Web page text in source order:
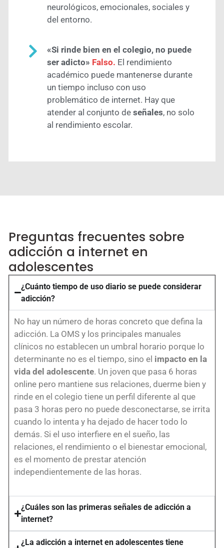
neurológicos, emocionales, sociales y
del entorno.
«Si rinde bien en el colegio, no puede
ser adicto» Falso. El rendimiento
académico puede mantenerse durante
un tiempo incluso con uso
problemático de internet. Hay que
atender al conjunto de señales, no solo
al rendimiento escolar.
Preguntas frecuentes sobre
adicción a internet en
adolescentes
¿Cuánto tiempo de uso diario se puede considerar
adicción?
No hay un número de horas concreto que defina la
adicción. La OMS y los principales manuales
clínicos no establecen un umbral horario porque lo
determinante no es el tiempo, sino el impacto en la
vida del adolescente. Un joven que pasa 6 horas
online pero mantiene sus relaciones, duerme bien y
rinde en el colegio tiene un perfil diferente al que
pasa 3 horas pero no puede desconectarse, se irrita
cuando lo intenta y ha dejado de hacer todo lo
demás. Si el uso interfiere en el sueño, las
relaciones, el rendimiento o el bienestar emocional,
es el momento de prestar atención
independientemente de las horas.
¿Cuáles son las primeras señales de adicción a
internet?
¿La adicción a internet en adolescentes tiene